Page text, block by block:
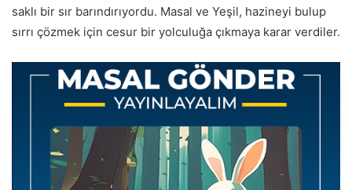
saklı bir sır barındırıyordu. Masal ve Yeşil, hazineyi bulup
sırrı çözmek için cesur bir yolculuğa çıkmaya karar verdiler.